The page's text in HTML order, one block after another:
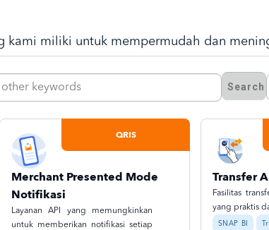
kami miliki untuk mempermudah dan
Merchant Presented Mode
Notifikasi
Layanan API yang memungkinkan
untuk memberikan notifikasi setiap
QRIS
Transfer
Fasilitas
yang praktis
SNAP BI